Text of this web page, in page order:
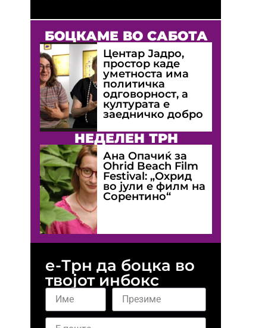
БОЦКАМЕ ВО САБОТА
Центар Јадро,
простор каде
уметноста има
политичка
одговорност, а
културата е
заедничко добро
НЕДЕЛЕН ТРН
Ана Опачиќ за
Оhrid Beach Film
Festival: „Охрид
во јули е филм на
Сорентино“
е-Трн да боцка во
твојот инбокс